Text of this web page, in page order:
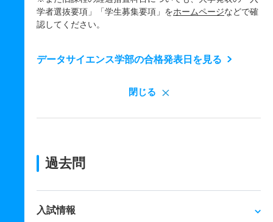
学者選抜要項」「学生募集要項」をホームページなどで確
認してください。
データサイエンス学部の合格発表日を見る
閉じる
過去問
入試情報